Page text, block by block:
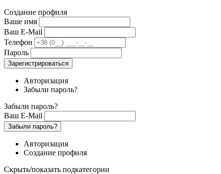
Создание профиля
Ваше имя
Ваш E-Mail
Телефон
Пароль
Зарегистрироваться
Авторизация
Забыли пароль?
Забыли пароль?
Ваш E-Mail
Забыли пароль?
Авторизация
Создание профиля
Скрыть/показать подкатегории